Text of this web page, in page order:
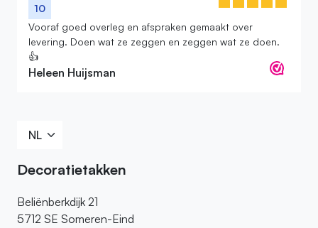
10
Vooraf goed overleg en afspraken gemaakt over
levering. Doen wat ze zeggen en zeggen wat ze doen.
👍
Heleen Huijsman
Decoratietakken
Beliënberkdijk 21
5712 SE Someren-Eind